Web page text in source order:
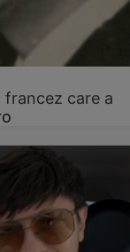
francez care a